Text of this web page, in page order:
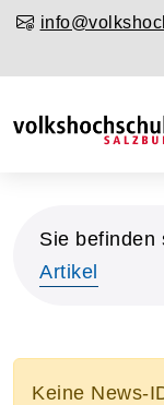
Sie befinden
Artikel
Keine News-